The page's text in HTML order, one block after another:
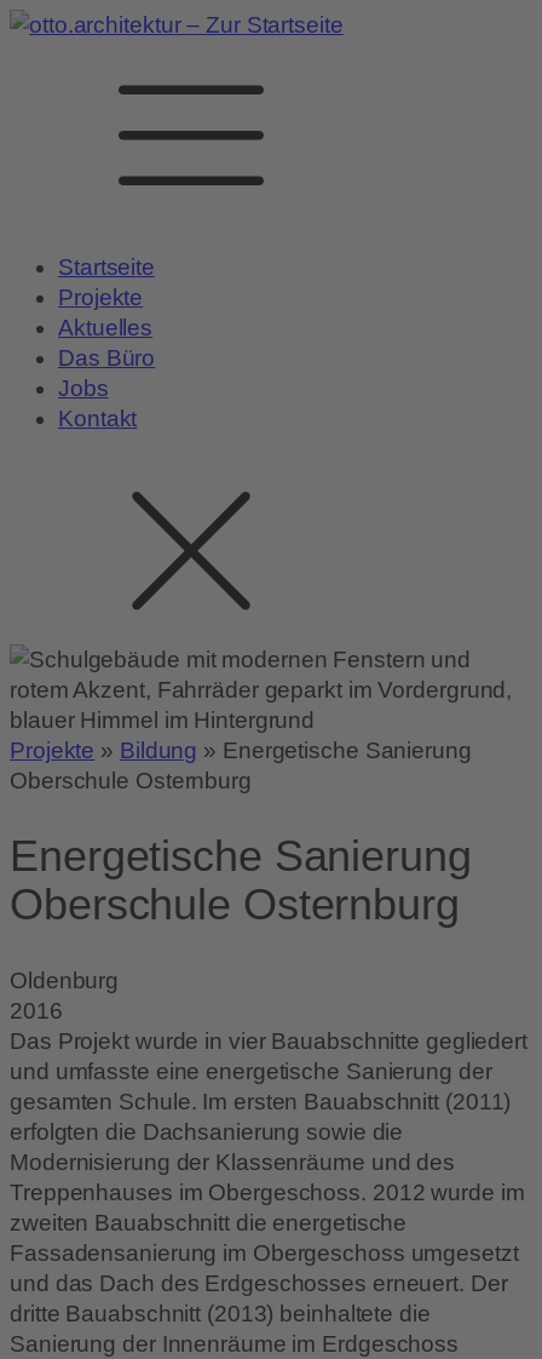
Startseite
Projekte
Aktuelles
Das Büro
Jobs
Kontakt
Projekte » Bildung » Energetische Sanierung
Oberschule Osternburg
Energetische Sanierung
Oberschule Osternburg
Oldenburg
2016
Das Projekt wurde in vier Bauabschnitte gegliedert
und umfasste eine energetische Sanierung der
gesamten Schule. Im ersten Bauabschnitt (2011)
erfolgten die Dachsanierung sowie die
Modernisierung der Klassenräume und des
Treppenhauses im Obergeschoss. 2012 wurde im
zweiten Bauabschnitt die energetische
Fassadensanierung im Obergeschoss umgesetzt
und das Dach des Erdgeschosses erneuert. Der
dritte Bauabschnitt (2013) beinhaltete die
Sanierung der Innenräume im Erdgeschoss